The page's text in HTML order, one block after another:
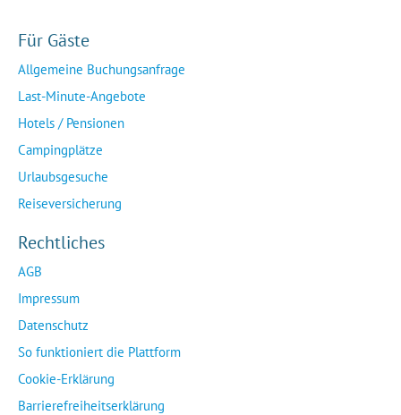
Für Gäste
Allgemeine Buchungsanfrage
Last-Minute-Angebote
Hotels / Pensionen
Campingplätze
Urlaubsgesuche
Reiseversicherung
Rechtliches
AGB
Impressum
Datenschutz
So funktioniert die Plattform
Cookie-Erklärung
Barrierefreiheitserklärung